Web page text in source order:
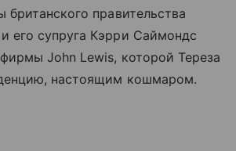
британского правительства
его супруга Кэрри Саймондс
John Lewis, которой Тереза
настоящим кошмаром.